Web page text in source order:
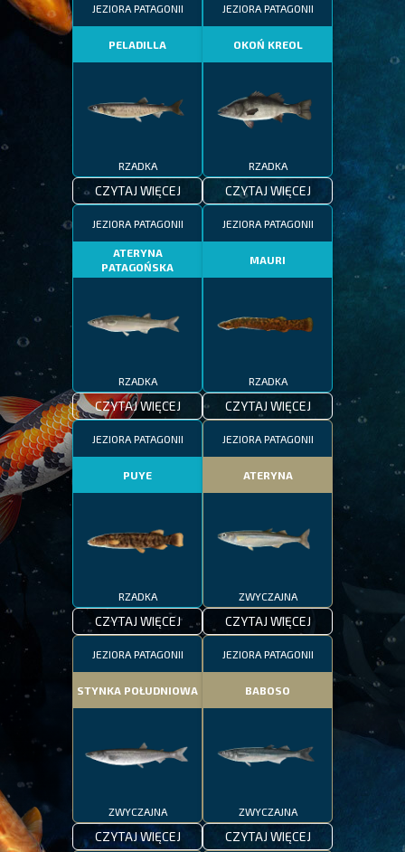
JEZIORA PATAGONII
PELADILLA
RZADKA
CZYTAJ WIĘCEJ
JEZIORA PATAGONII
OKOŃ KREOL
RZADKA
CZYTAJ WIĘCEJ
JEZIORA PATAGONII
ATERYNA
PATAGOŃSKA
RZADKA
CZYTAJ WIĘCEJ
JEZIORA PATAGONII
MAURI
RZADKA
CZYTAJ WIĘCEJ
JEZIORA PATAGONII
PUYE
RZADKA
CZYTAJ WIĘCEJ
JEZIORA PATAGONII
ATERYNA
ZWYCZAJNA
CZYTAJ WIĘCEJ
JEZIORA PATAGONII
STYNKA POŁUDNIOWA
ZWYCZAJNA
CZYTAJ WIĘCEJ
JEZIORA PATAGONII
BABOSO
ZWYCZAJNA
CZYTAJ WIĘCEJ